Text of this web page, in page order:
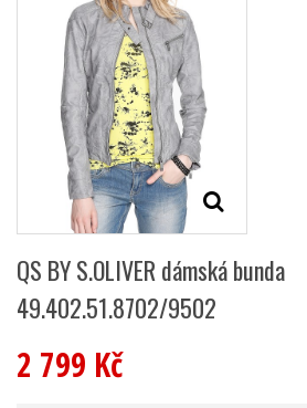
QS BY S.OLIVER dámská bunda
49.402.51.8702/9502
2 799 Kč